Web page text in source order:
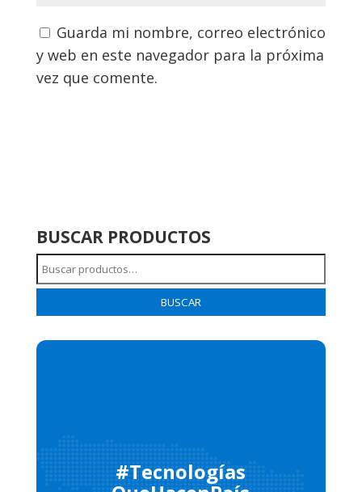
Guarda mi nombre, correo electrónico
y web en este navegador para la próxima
vez que comente.
BUSCAR PRODUCTOS
Buscar
por:
BUSCAR
#Tecnologías